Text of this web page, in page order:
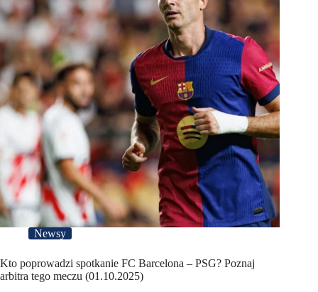
Newsy
Kto poprowadzi spotkanie FC Barcelona – PSG? Poznaj
arbitra tego meczu (01.10.2025)